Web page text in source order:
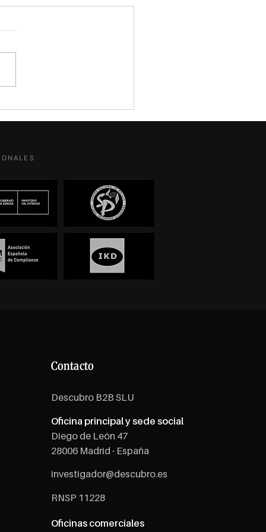
y Estados Unidos: ser
mirarse solo desde el
Contacto
Descubro B2B SLU
Oficina principal y sede social
Diego de León 47
28006 Madrid · España
investigador@descubro.es
RNSP 11228
Oficinas comerciales